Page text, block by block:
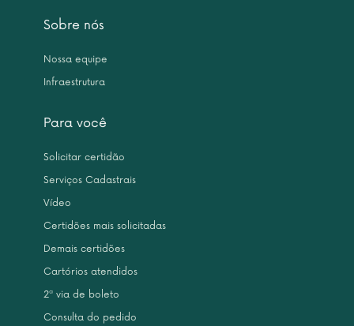
Sobre nós
Nossa equipe
Infraestrutura
Para você
Solicitar certidão
Serviços Cadastrais
Vídeo
Certidões mais solicitadas
Demais certidões
Cartórios atendidos
2ª via de boleto
Consulta do pedido